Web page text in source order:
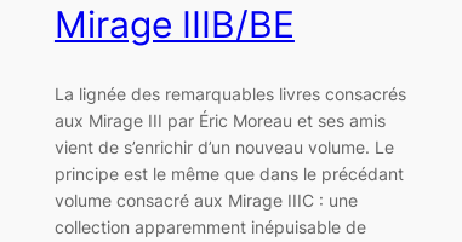
Mirage IIIB/BE
La lignée des remarquables livres consacrés
aux Mirage III par Éric Moreau et ses amis
vient de s’enrichir d’un nouveau volume. Le
principe est le même que dans le précédant
volume consacré aux Mirage IIIC : une
collection apparemment inépuisable de